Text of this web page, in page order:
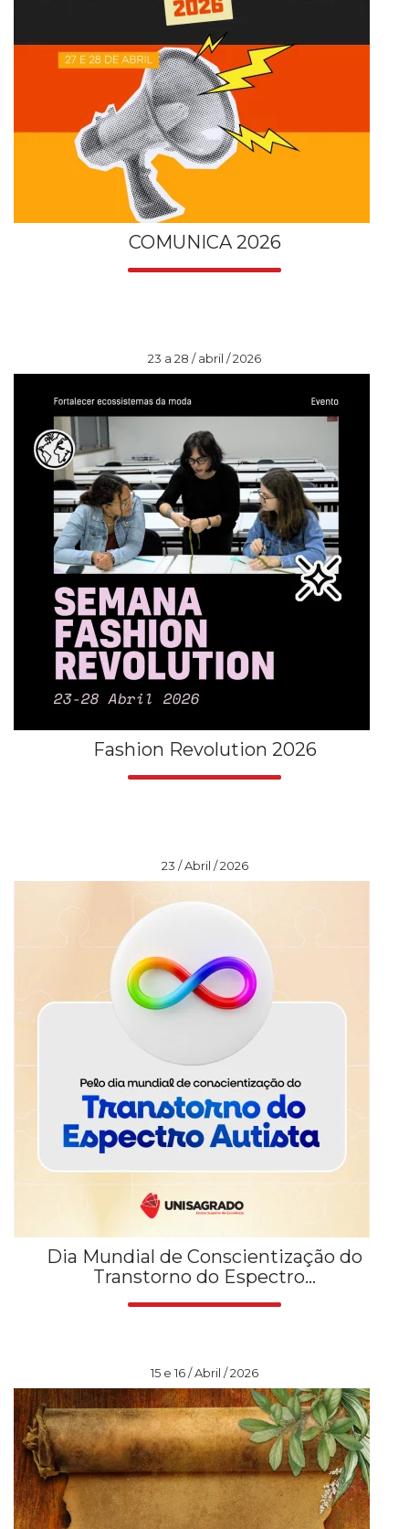
COMUNICA 2026
23 a 28 / abril / 2026
Fashion Revolution 2026
23 / Abril / 2026
Dia Mundial de Conscientização do
Transtorno do Espectro...
15 e 16 / Abril / 2026